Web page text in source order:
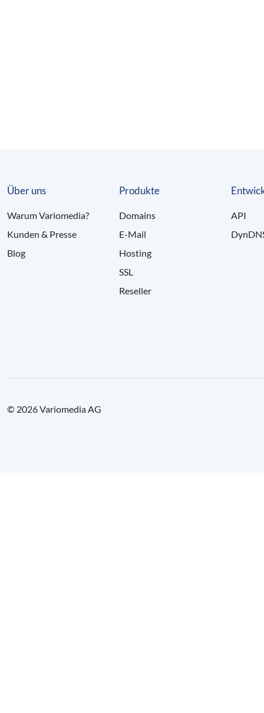
Über uns
Warum Variomedia?
Kunden & Presse
Blog
Produkte
Domains
E-Mail
Hosting
SSL
Reseller
API
© 2026 Variomedia AG